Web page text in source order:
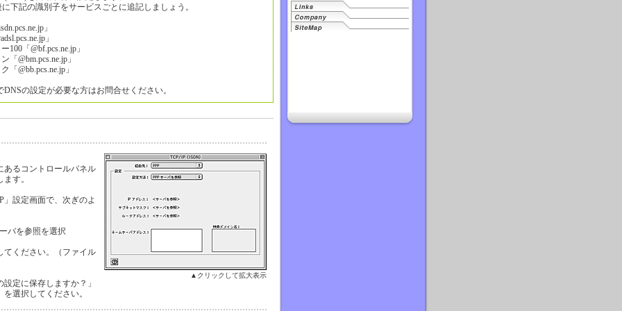
下記の識別子をサービスごとに追記しましょう。
」
」
「@bf.pcs.ne.jp」
@bm.pcs.ne.jp」
@bb.pcs.ne.jp」
の設定が必要な方はお問合せください。
あるコントロールパネル
す。
」設定画面で、次ぎのよ
バを参照を選択
てください。（ファイル
定に保存しますか？」
選択してください。
▲クリックして拡大表示